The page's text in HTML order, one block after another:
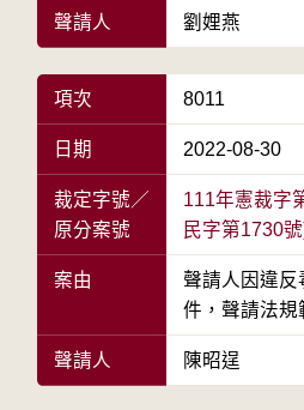
聲請人 劉娌燕
項次 8011
日期 2022-08-30
裁定字號／
原分案號
111年憲裁字
民字第1730
案由
聲請人因違反
件，聲請法規
聲請人 陳昭逞